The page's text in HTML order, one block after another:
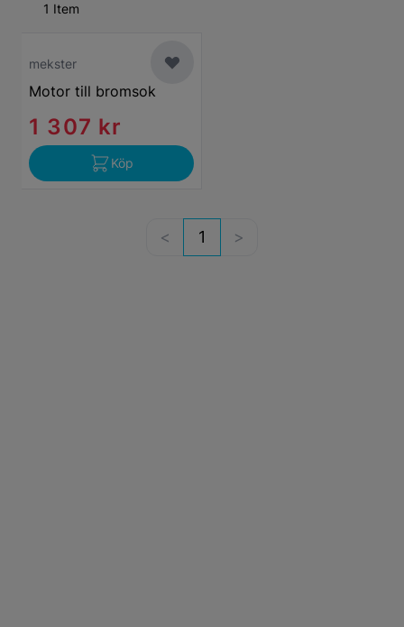
1 Item
mekster
Motor till bromsok
1 307 kr
Köp
1